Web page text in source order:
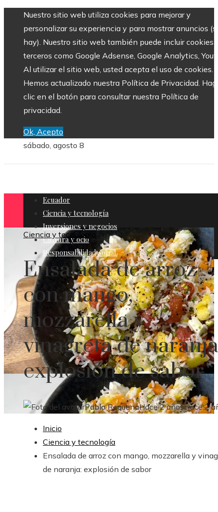
Nuestro sitio web utiliza cookies para mejorar y
personalizar su experiencia y para mostrar anuncios
hay). Nuestro sitio web también puede incluir cookies
terceros como Google Adsense, Google Analytics,
Al utilizar el sitio web, usted acepta el uso de cookies.
Hemos actualizado nuestra Política de Privacidad.
clic en el botón para consultar nuestra Política de
privacidad.
Ok, Acepto
sábado, agosto 8
Ecuador
Ciencia y tecnología
Inversiones y negocios
Cultura y ocio
Responsabilidad social
Ciencia y tecnología
Ensalada de arroz
con mango,
mozzarella y
vinagreta de
explosión de sabor
Pablo RequenaHace 2 añosHace 2
Inicio
Ciencia y tecnología
Ensalada de arroz con mango, mozzarella y
de naranja: explosión de sabor